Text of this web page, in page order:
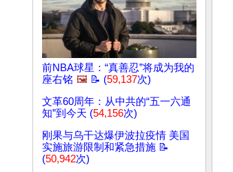
前NBA球星：“真善忍”将成为我的
座右铭 🖼️ 📝 (59,137次)
文革60周年：从中共的“五一六通
知”到今天 (54,156次)
刚果与乌干达爆伊波拉疫情 美国
实施旅游限制和紧急措施 📝
(50,942次)